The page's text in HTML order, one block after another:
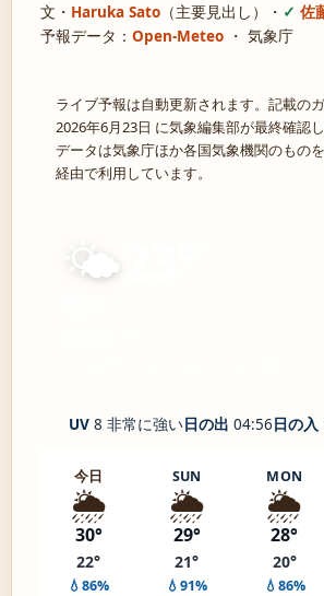
文・ Haruka Sato （主要見出し） ・ 佐
予報データ： Open-Meteo ・ 気象庁
ライブ予報は自動更新されます。記載の
2026年6月23日 に気象編集部が最終確認し
データは気象庁ほか各国気象機関のもの
経由で利用しています。
🌤️
UV 8 非常に強い日の出 04:56日の入
今日
🌦️
30°
22°
💧86%
SUN
🌦️
29°
21°
💧91%
MON
🌦️
28°
20°
💧86%